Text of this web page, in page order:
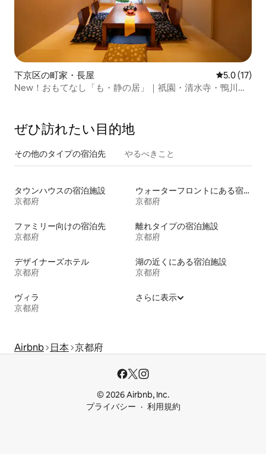
下京区の町家・長屋 レビュー17
5.0 (17)
New！おもてなし「も・静の居」｜祇園・清水寺・鴨川至
ぜひ訪⁠れ⁠た⁠い目⁠的⁠地
その他のタ⁠イ⁠プ⁠の宿⁠泊⁠先 やるべきこと
タウンハウスの宿泊施設
京都府
ウォーターフロントにある宿泊施設
京都府
ファミリー向けの宿泊先
京都府
離れタイプの宿泊施設
京都府
デザイナーズホテル
京都府
湖の近くにある宿泊施設
京都府
ヴィラ
京都府
さらに表示
Airbnb 日本 京都府
© 2026 Airbnb, Inc.
プライバシー
利用規約